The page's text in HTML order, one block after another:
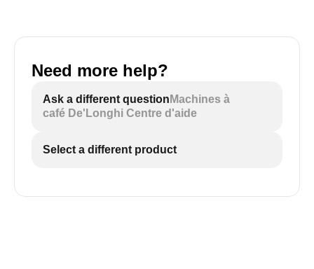
Need more help?
Ask a different question Machines à
café De'Longhi Centre d'aide
Select a different product